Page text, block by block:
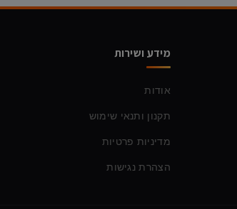
מידע ושירות
אודות
תקנון ותנאי שימוש
מדיניות פרטיות
הצהרת נגישות